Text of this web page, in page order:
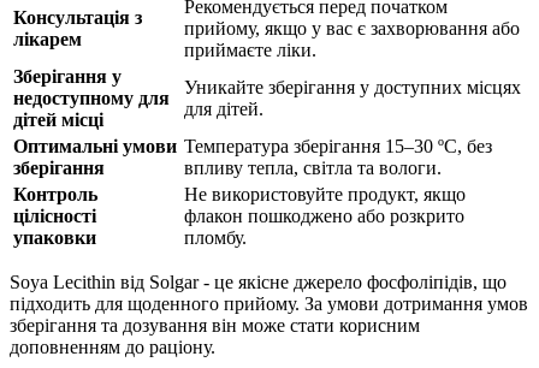
Консультація з
лікарем
Рекомендується перед початком
прийому, якщо у вас є захворювання або
приймаєте ліки.
Зберігання у
недоступному для
дітей місці
Уникайте зберігання у доступних місцях
для дітей.
Оптимальні умови
зберігання
Температура зберігання 15–30 ºC, без
впливу тепла, світла та вологи.
Контроль
цілісності
упаковки
Не використовуйте продукт, якщо
флакон пошкоджено або розкрито
пломбу.
Soya Lecithin від Solgar - це якісне джерело фосфоліпідів, що
підходить для щоденного прийому. За умови дотримання умов
зберігання та дозування він може стати корисним
доповненням до раціону.